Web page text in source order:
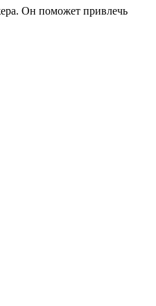
Он поможет привлечь